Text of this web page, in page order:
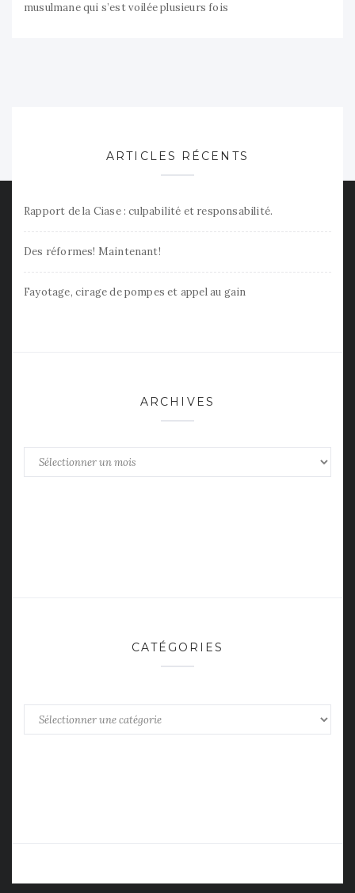
musulmane qui s’est voilée plusieurs fois
ARTICLES RÉCENTS
Rapport de la Ciase : culpabilité et responsabilité.
Des réformes! Maintenant!
Fayotage, cirage de pompes et appel au gain
ARCHIVES
Archives
CATÉGORIES
Catégories